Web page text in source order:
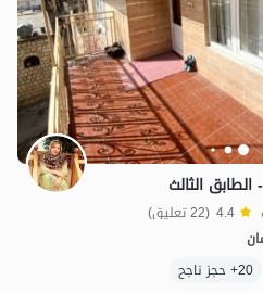
الثالث
4.4 (22 تعليق)
20+ حجز ناجح